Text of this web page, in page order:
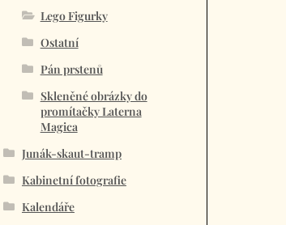
Lego Figurky
Ostatní
Pán prstenů
Skleněné obrázky do
promítačky Laterna
Magica
Junák-skaut-tramp
Kabinetní fotografie
Kalendáře